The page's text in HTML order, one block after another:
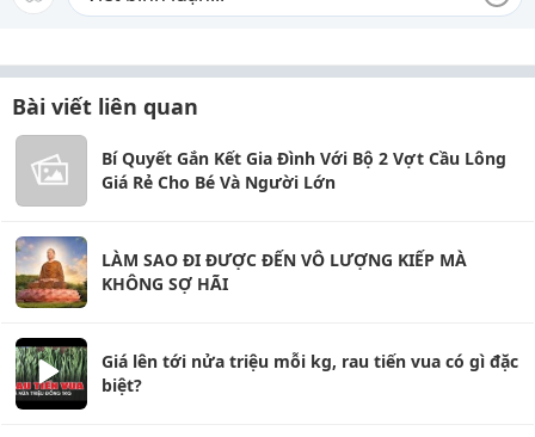
Bài viết liên quan
Bí Quyết Gắn Kết Gia Đình Với Bộ 2 Vợt Cầu Lông
Giá Rẻ Cho Bé Và Người Lớn
LÀM SAO ĐI ĐƯỢC ĐẾN VÔ LƯỢNG KIẾP MÀ
KHÔNG SỢ HÃI
Giá lên tới nửa triệu mỗi kg, rau tiến vua có gì đặc
biệt?